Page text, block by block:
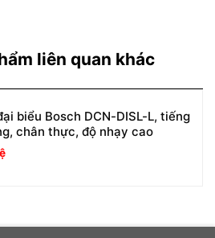
liên quan khác
biểu Bosch DCN-DISL-L, tiếng
chân thực, độ nhạy cao